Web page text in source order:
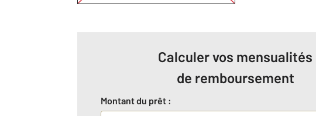
Calculer vos mensualités
de remboursement
Montant du prêt :